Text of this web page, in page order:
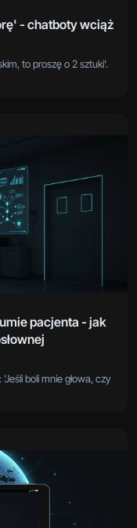
- chatboty wciąż
to proszę o 2 sztuki'.
pacjenta - jak
boli mnie głowa, czy